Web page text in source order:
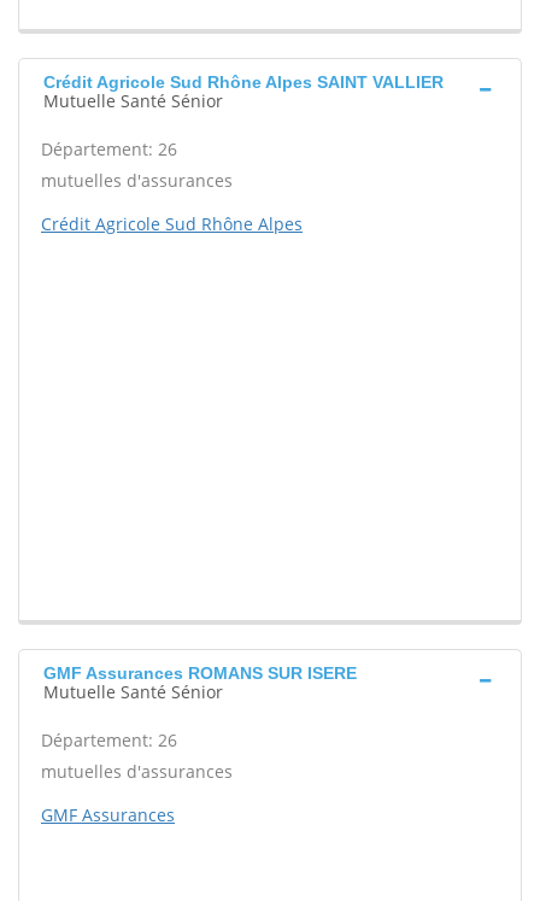
Crédit Agricole Sud Rhône Alpes SAINT VALLIER
Mutuelle Santé Sénior
Département: 26
mutuelles d'assurances
Crédit Agricole Sud Rhône Alpes
GMF Assurances ROMANS SUR ISERE
Mutuelle Santé Sénior
Département: 26
mutuelles d'assurances
GMF Assurances